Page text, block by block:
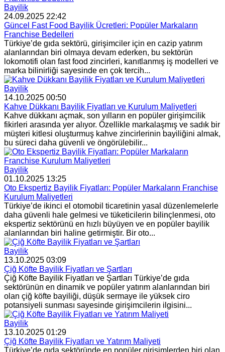
Bayilik
24.09.2025 22:42
Güncel Fast Food Bayilik Ücretleri: Popüler Markaların
Franchise Bedelleri
Türkiye’de gıda sektörü, girişimciler için en cazip yatırım
alanlarından biri olmaya devam ederken, bu sektörün
lokomotifi olan fast food zincirleri, kanıtlanmış iş modelleri ve
marka bilinirliği sayesinde en çok tercih...
Bayilik
14.10.2025 00:50
Kahve Dükkanı Bayilik Fiyatları ve Kurulum Maliyetleri
Kahve dükkanı açmak, son yılların en popüler girişimcilik
fikirleri arasında yer alıyor. Özellikle markalaşmış ve sadık bir
müşteri kitlesi oluşturmuş kahve zincirlerinin bayiliğini almak,
bu süreci daha güvenli ve öngörülebilir...
Bayilik
01.10.2025 13:25
Oto Ekspertiz Bayilik Fiyatları: Popüler Markaların Franchise
Kurulum Maliyetleri
Türkiye’de ikinci el otomobil ticaretinin yasal düzenlemelerle
daha güvenli hale gelmesi ve tüketicilerin bilinçlenmesi, oto
ekspertiz sektörünü en hızlı büyüyen ve en popüler bayilik
alanlarından biri haline getirmiştir. Bir oto...
Bayilik
13.10.2025 03:09
Çiğ Köfte Bayilik Fiyatları ve Şartları
Çiğ Köfte Bayilik Fiyatları ve Şartları Türkiye’de gıda
sektörünün en dinamik ve popüler yatırım alanlarından biri
olan çiğ köfte bayiliği, düşük sermaye ile yüksek ciro
potansiyeli sunması sayesinde girişimcilerin ilgisini...
Bayilik
13.10.2025 01:29
Çiğ Köfte Bayilik Fiyatları ve Yatırım Maliyeti
Türkiye’de gıda sektöründe en popüler girişimlerden biri olan